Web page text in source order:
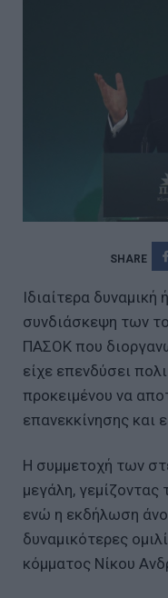
Ιδιαίτερα
συνδιάσκεψη των
ΠΑΣΟΚ που
είχε επενδύσει
προκειμένου να
επανεκκίνησης και
Η συμμετοχή των
μεγάλη,
ενώ η εκδήλωση
δυναμικότερες
κόμματος Νίκου